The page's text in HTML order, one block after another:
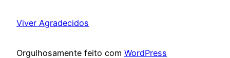
Viver Agradecidos
Orgulhosamente feito com WordPress